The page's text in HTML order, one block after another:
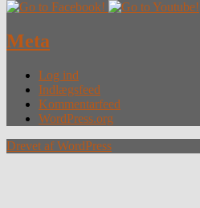
Meta
Log ind
Indlægsfeed
Kommentarfeed
WordPress.org
Drevet af WordPress